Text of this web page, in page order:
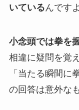
いているんです
小念頭では拳を
相違に疑問を覚
「当たる瞬間に
の回答は意外な